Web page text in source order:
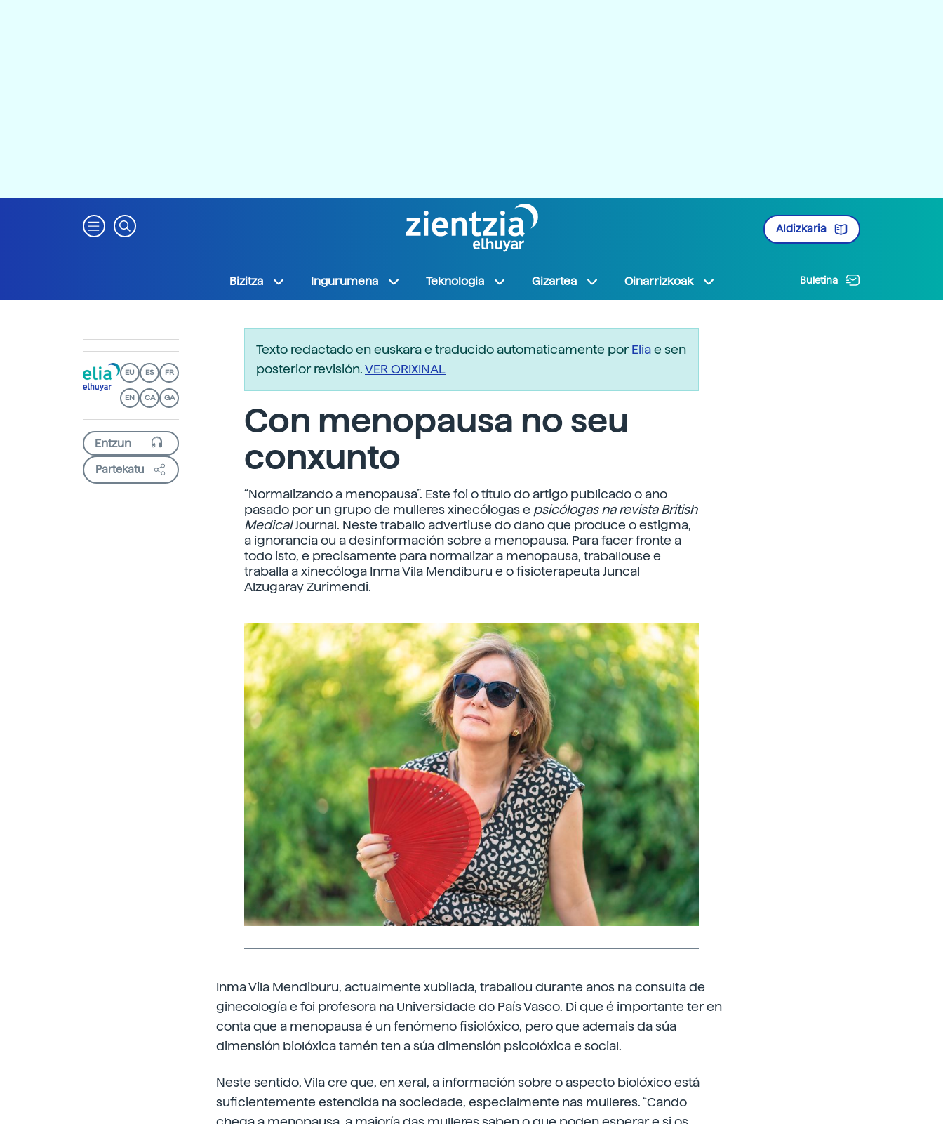
Aldizkaria
Bizitza Ingurumena Teknologia Gizartea Oinarrizkoak Buletina
EU ES FR
EN CA GA
Partekatu
Texto redactado en euskara e traducido automaticamente porEliae sen
posterior revisión.VER ORIXINAL
Con menopausa no seu
conxunto
“Normalizando a menopausa”. Este foi o título do artigo publicado o ano
pasado por un grupo de mulleres xinecólogas e psicólogas na revista British
MedicalJournal. Neste traballo advertiuse do dano que produce o estigma,
a ignorancia ou a desinformación sobre a menopausa. Para facer fronte a
todo isto, e precisamente para normalizar a menopausa, traballouse e
traballa a xinecóloga Inma Vila Mendiburu e o fisioterapeuta Juncal
Alzugaray Zurimendi.
Inma Vila Mendiburu, actualmente xubilada, traballou durante anos na consulta de
ginecología e foi profesora na Universidade do País Vasco. Di que é importante ter en
conta que a menopausa é un fenómeno fisiolóxico, pero que ademais da súa
dimensión biolóxica tamén ten a súa dimensión psicolóxica e social.
Neste sentido, Vila cre que, en xeral, a información sobre o aspecto biolóxico está
suficientemente estendida na sociedade, especialmente nas mulleres. “Cando